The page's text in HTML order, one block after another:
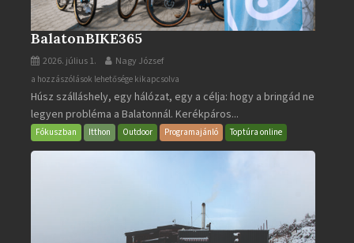
BalatonBIKE365
2026. július 1. Nagy József
BalatonBIKE365
bejegyzéshez
a hozzászólások lehetősége kikapcsolva
Húsz szálláshely, egy hálózat, egy a célja: hogy a bringád ne
legyen probléma a Balatonnál. Kerékpáros...
Fókuszban Itthon Outdoor Programajánló Toptúra online